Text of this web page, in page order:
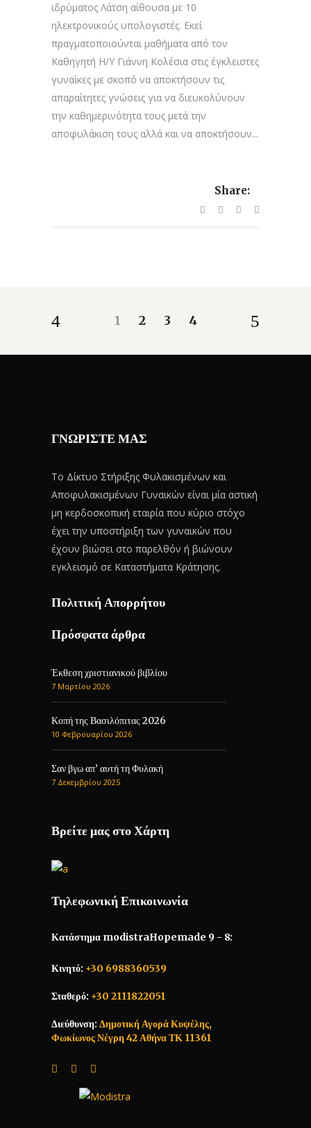
ιδρύματος Λάτση αίθουσα με 10
ηλεκτρονικούς υπολογιστές. Εκεί
πραγματοποιούνται μαθήματα από τον
Καθηγητή Η/Υ Γιάννη Κολέσια στις έγκλειστες
γυναίκες με σκοπό να αποκτήσουν τις
απαραίτητες γνώσεις για να διευκολύνουν
την καθημερινότητα τους μετά την
αποφυλάκιση τους αλλά και να αποκτήσουν...
Share:
1 2 3 4
ΓΝΩΡΙΣΤΕ ΜΑΣ
Το Δίκτυο Στήριξης Φυλακισμένων και
Αποφυλακισμένων Γυναικών είναι μία αστική
μη κερδοσκοπική εταιρία που κύριο στόχο
έχει την υποστήριξη των γυναικών που
έχουν βιώσει στο παρελθόν ή βιώνουν
εγκλεισμό σε Καταστήματα Κράτησης.
Πολιτική Απορρήτου
Πρόσφατα άρθρα
Έκθεση χριστιανικού βιβλίου
7 Μαρτίου 2026
Κοπή της Βασιλόπιτας 2026
10 Φεβρουαρίου 2026
Σαν βγω απ’ αυτή τη Φυλακή
7 Δεκεμβρίου 2025
Βρείτε μας στο Χάρτη
Τηλεφωνική Επικοινωνία
Κατάστημα modistraHopemade 9 - 8:
Κινητό: +30 6988360539
Σταθερό: +30 2111822051
Διεύθυνση: Δημοτική Αγορά Κυψέλης,
Φωκίωνος Νέγρη 42 Αθήνα ΤΚ 11361